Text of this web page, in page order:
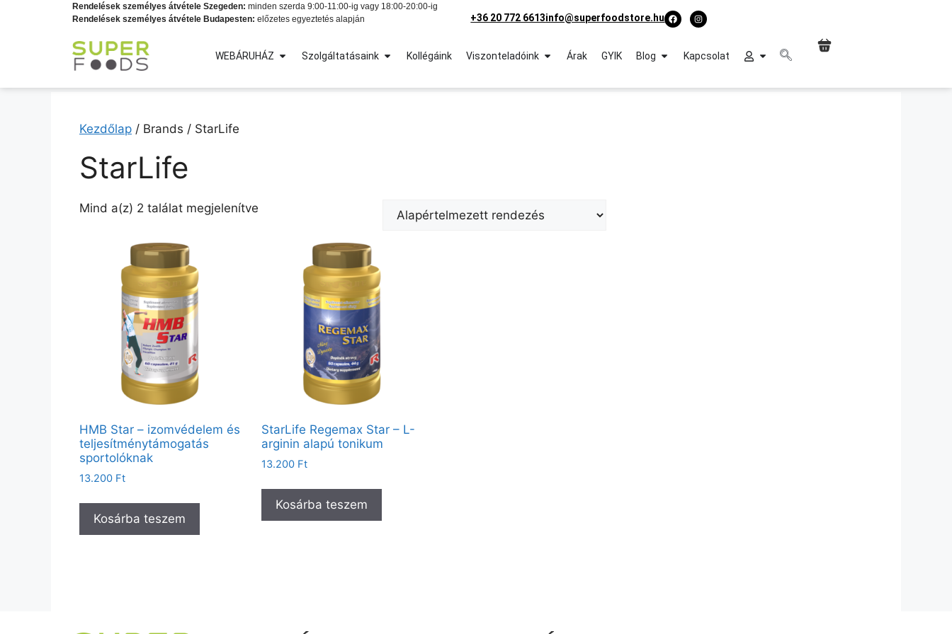
Rendelések személyes átvétele Szegeden: minden szerda 9:00-11:00-ig vagy 18:00-20:00-ig
Rendelések személyes átvétele Budapesten: előzetes egyeztetés alapján +36 20 772 6613info@superfoodstore.hu
WEBÁRUHÁZ Szolgáltatásaink Kollégáink Viszonteladóink Árak GYIK Blog Kapcsolat
Kezdőlap / Brands / StarLife
StarLife
Mind a(z) 2 találat megjelenítve
HMB Star – izomvédelem és
teljesítménytámogatás
sportolóknak
13.200 Ft
Kosárba teszem
StarLife Regemax Star – L-
arginin alapú tonikum
13.200 Ft
Kosárba teszem